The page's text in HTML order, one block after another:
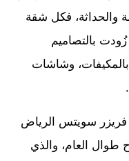
والحداثة، فكل شقة
بالتصاميم
بالمكيفات، وشاشات
سويتس الرياض
طوال العام، والذي